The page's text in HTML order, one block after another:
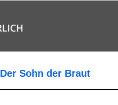
Der Sohn der Braut